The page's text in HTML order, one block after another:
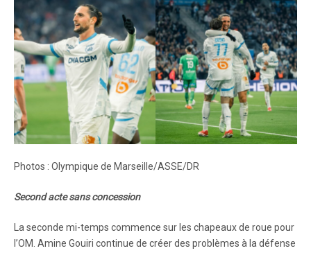
Photos : Olympique de Marseille/ASSE/DR
Second acte sans concession
La seconde mi-temps commence sur les chapeaux de roue pour
l’OM. Amine Gouiri continue de créer des problèmes à la défense